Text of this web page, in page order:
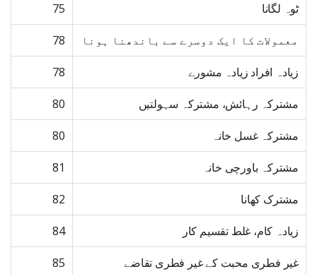
ٹوہ لگانا 75
معمولات کا ایک دوسرے سے باندھنا ہونا 78
زیادہ افراد زیادہ مشورے 78
مشترکہ رہائش، مشترکہ سہولتیں 80
مشترکہ غسل خانہ 80
مشترکہ باورچی خانہ 81
مشترک کھانا 82
زیادہ کام، غلط تقسیم کار 84
غیر فطری محبت کے غیر فطری تقاضے 85